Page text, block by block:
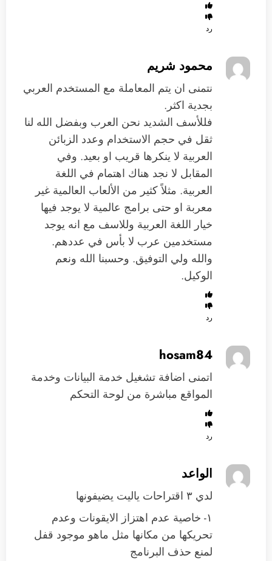
رد
محمود شريم
نتمنى ان يتم المعاملة مع المستخدم العربي
بجدية اكثر.
فللأسف الشديد نحن العرب وبفضل الله لنا
ثقل في حجم الاستخدام وعدد الزبائن
العربية لا ينكرها قريب او بعيد. وفي
المقابل لا نجد هناك اهتمام في اللغة
العربية. مثلاً كثير من الألعاب العالمية غير
معربة او حتى برامج عالمية لا يوجد فيها
خيار اللغة العربية وللاسف مع انه يوجد
مستخدمين عرب لا بأس في عددهم.
والله ولي التوفيق. وحسبنا الله ونعم
الوكيل.
رد
hosam84
اتمنى اضافة تشغيل خدمة البيانات وخدمة
المواقع مباشرة من لوحة التحكم
رد
الواعد
لدي ٣ اقتراحات ياليت يضيفونها
١- خاصية عدم اهتزاز الايقونات وعدم
تحريكها من مكانها مثل ماهو موجود قفل
لمنع حذف البرنامج